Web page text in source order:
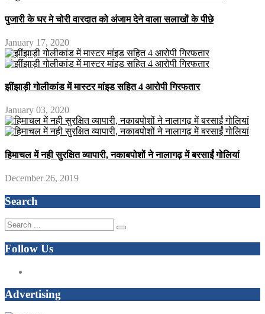
पुजारी के घर मे चोरी वारदात को अंजाम देने वाला सलाखों के पीछे
January 17, 2020
झींझाड़ी गोलीकांड में मास्टर मांइड सहित 4 आरोपी गिरफतार
January 03, 2020
हिमाचल में नही सुरक्षित व्यापारी, नकाबपोशों ने नालागढ़ में बरसाईं गोलियां
December 26, 2019
Search
Follow Us
Advertising